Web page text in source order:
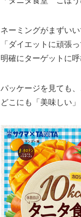
ネーミングがまずいい
「ダイエットに頑張
明確にターゲットに
パッケージを見ても、
どこにも「美味しい